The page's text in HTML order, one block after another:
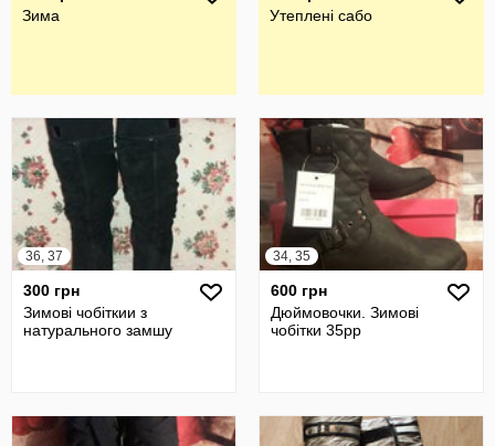
Зима
Утеплені сабо
36, 37
300 грн
Зимові чобіткии з
натурального замшу
34, 35
600 грн
Дюймовочки. Зимові
чобітки 35рр